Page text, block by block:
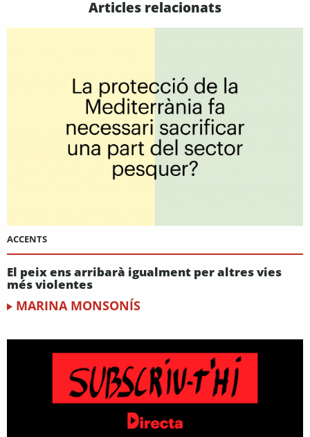
Articles relacionats
ACCENTS
El peix ens arribarà igualment per altres vies
més violentes
MARINA MONSONÍS